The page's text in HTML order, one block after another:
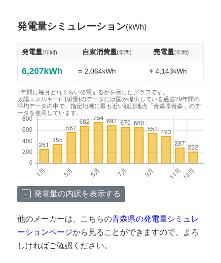
発電量シミュレーション(kWh)
発電量(年間) 自家消費量(年間) 売電量(年間)
6,207kWh =2,064kWh +4,143kWh
1年間に毎月どれくらい発電するかを示したグラフです。
太陽エネルギー(日射量)のデータには国が提供している過去29年間の
平均データの中で、指定地域に最も近い観測地点「青森県青森」のデ
ータを使用しています。
発電量の内訳を表示する
他のメーカーは、こちらの青森県の発電量シミュレ
ーションページから見ることができますので、よろ
しければご確認ください。